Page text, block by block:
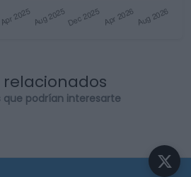
podrían interesarte